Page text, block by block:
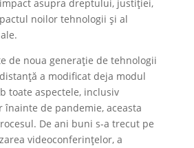
asupra dreptului, justiției,
noilor tehnologii și al
de noua generație de tehnologii
a modificat deja modul
toate aspectele, inclusiv
înainte de pandemie, aceasta
De ani buni s-a trecut pe
videoconferințelor, a